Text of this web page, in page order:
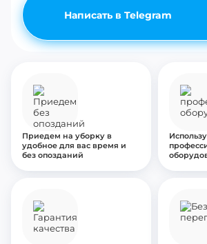
Написать в Telegram
Приедем на уборку в
удобное для вас время и
без опозданий